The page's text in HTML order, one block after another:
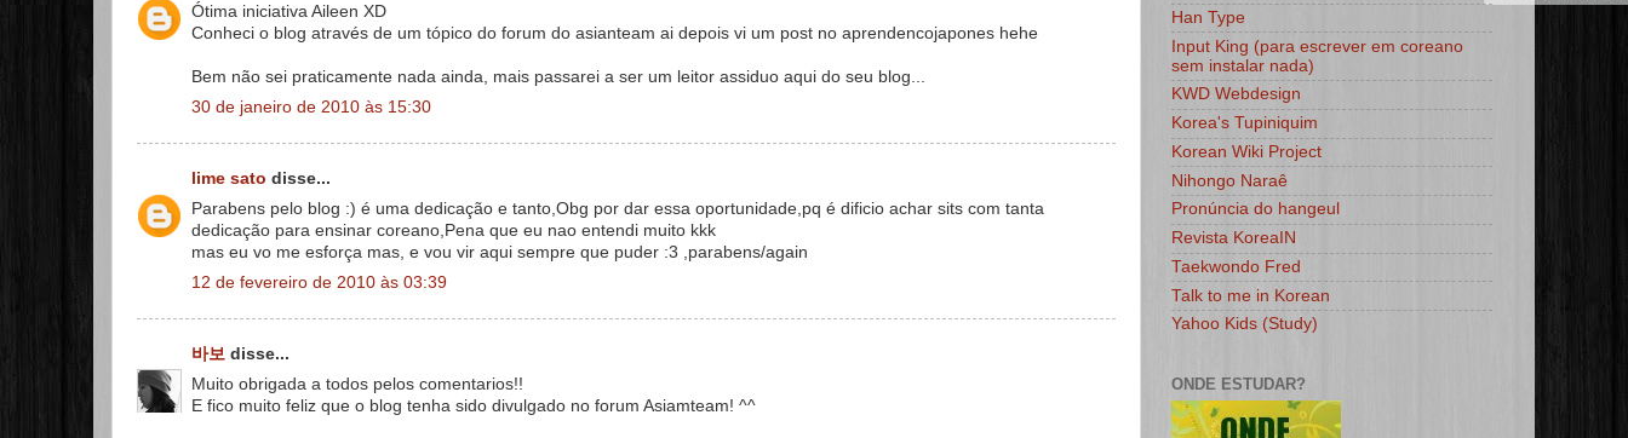
Ótima iniciativa Aileen XD
Conheci o blog através de um tópico do forum do asianteam ai depois vi um post no aprendencojapones hehe
Bem não sei praticamente nada ainda, mais passarei a ser um leitor assiduo aqui do seu blog...
30 de janeiro de 2010 às 15:30
lime sato disse...
Parabens pelo blog :) é uma dedicação e tanto,Obg por dar essa oportunidade,pq é dificio achar sits com tanta
dedicação para ensinar coreano,Pena que eu nao entendi muito kkk
mas eu vo me esforça mas, e vou vir aqui sempre que puder :3 ,parabens/again
12 de fevereiro de 2010 às 03:39
바보 disse...
Muito obrigada a todos pelos comentarios!!
E fico muito feliz que o blog tenha sido divulgado no forum Asiamteam! ^^
Han Type
Input King (para escrever em coreano
sem instalar nada)
KWD Webdesign
Korea's Tupiniquim
Korean Wiki Project
Nihongo Naraê
Pronúncia do hangeul
Revista KoreaIN
Taekwondo Fred
Talk to me in Korean
Yahoo Kids (Study)
ONDE ESTUDAR?